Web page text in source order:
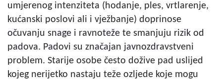
umjerenog intenziteta (hodanje, ples, vrtlarenje,
kućanski poslovi ali i vježbanje) doprinose
očuvanju snage i ravnoteže te smanjuju rizik od
padova. Padovi su značajan javnozdravstveni
problem. Starije osobe često dožive pad uslijed
kojeg nerijetko nastaju teže ozljede koje mogu